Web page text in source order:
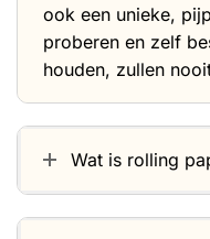
ook een unieke,
proberen en zelf
houden, zullen
Wat is rolling